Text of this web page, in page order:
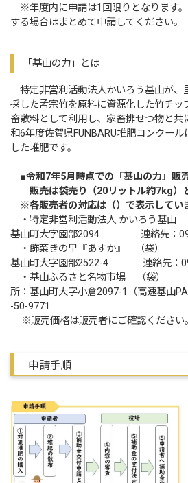
※年度内に申請は1回限りとなります
する場合はまとめて申請してください。
「基山の力」とは
特定非営利活動法人かいろう基山が、
採した孟宗竹を原料に資源化した竹チッ
畜敷料として利用し、家畜排せつ物と共
和6年度佐賀県FUNBARU堆肥コンクー
した堆肥です。
■令和7年5月時点での「基山の力」販
販売は袋売り（20リットル約7kg）と
※各販売者の対応は（）で表示してい
・特定非営利活動法人 かいろう基
基山町大字園部2094 連絡先：090-
・飾菜きの里『あすか
基山町大字園部2522-4 連絡先：
・基山ふるさと名物
所：基山町大字小倉2097-1（高速基山
-50-9771
※販売価格は販売者にご確認ください。
申請手順